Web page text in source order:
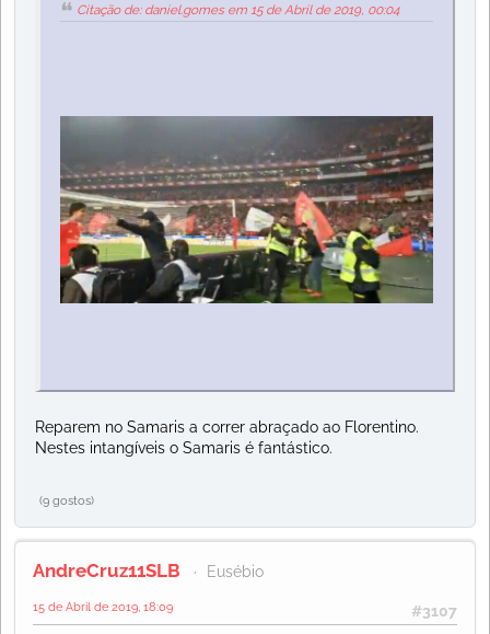
Citação de: daniel.gomes em 15 de Abril de 2019, 00:04
Reparem no Samaris a correr abraçado ao Florentino.
Nestes intangíveis o Samaris é fantástico.
(9 gostos)
AndreCruz11SLB Eusébio
#3107
15 de Abril de 2019, 18:09